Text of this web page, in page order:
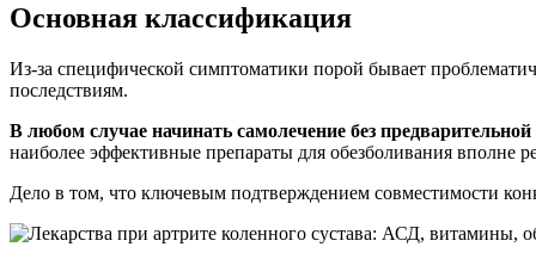
Основная классификация
Из-за специфической симптоматики порой бывает
последствиям.
В любом случае начинать самолечение без
наиболее эффективные препараты для обезболивания вполне
Дело в том, что ключевым подтверждением совместимости